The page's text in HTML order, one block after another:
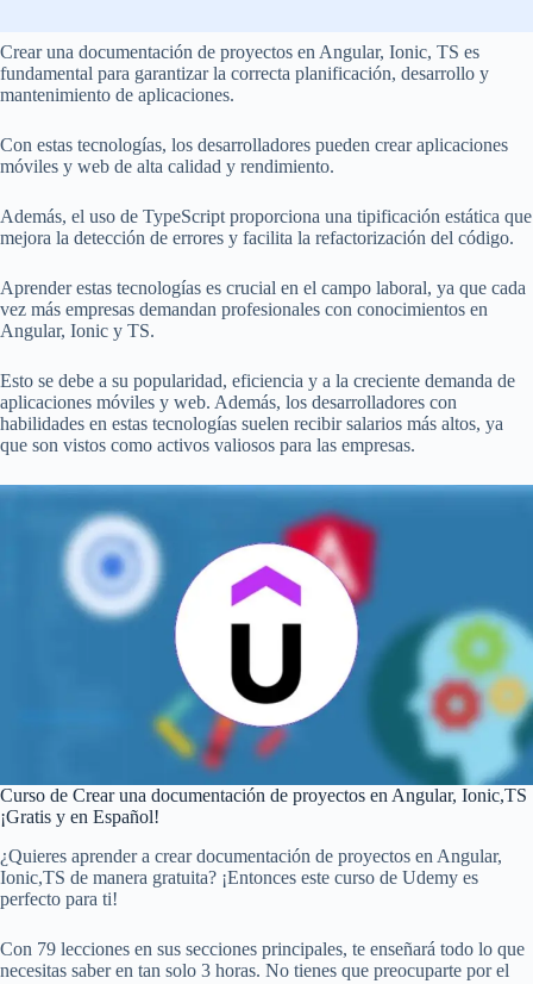
Crear una documentación de proyectos en Angular, Ionic, TS es
fundamental para garantizar la correcta planificación, desarrollo y
mantenimiento de aplicaciones.
Con estas tecnologías, los desarrolladores pueden crear aplicaciones
móviles y web de alta calidad y rendimiento.
Además, el uso de TypeScript proporciona una tipificación estática que
mejora la detección de errores y facilita la refactorización del código.
Aprender estas tecnologías es crucial en el campo laboral, ya que cada
vez más empresas demandan profesionales con conocimientos en
Angular, Ionic y TS.
Esto se debe a su popularidad, eficiencia y a la creciente demanda de
aplicaciones móviles y web. Además, los desarrolladores con
habilidades en estas tecnologías suelen recibir salarios más altos, ya
que son vistos como activos valiosos para las empresas.
Curso de Crear una documentación de proyectos en Angular, Ionic,TS
¡Gratis y en Español!
¿Quieres aprender a crear documentación de proyectos en Angular,
Ionic,TS de manera gratuita? ¡Entonces este curso de Udemy es
perfecto para ti!
Con 79 lecciones en sus secciones principales, te enseñará todo lo que
necesitas saber en tan solo 3 horas. No tienes que preocuparte por el